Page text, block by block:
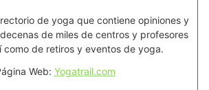
de yoga que contiene opiniones y
de miles de centros y profesores
como de retiros y eventos de yoga.
Web: Yogatrail.com